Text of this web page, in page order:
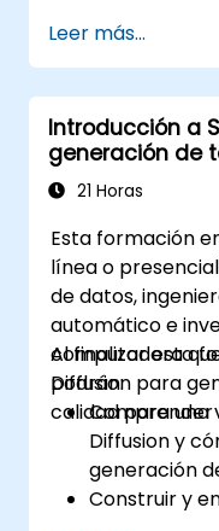
Utilizar LLM
lenguaje
textos,
generación
Depurar y
herramientas
Datasets.
Leer más...
Introducción a
generación de
21 Horas
Esta formación
línea o
de datos,
automático e
computadora
Diffusion para
calidad para una
Al finalizar esta
podrán:
Comprender
Diffusion y
generación
Construir y